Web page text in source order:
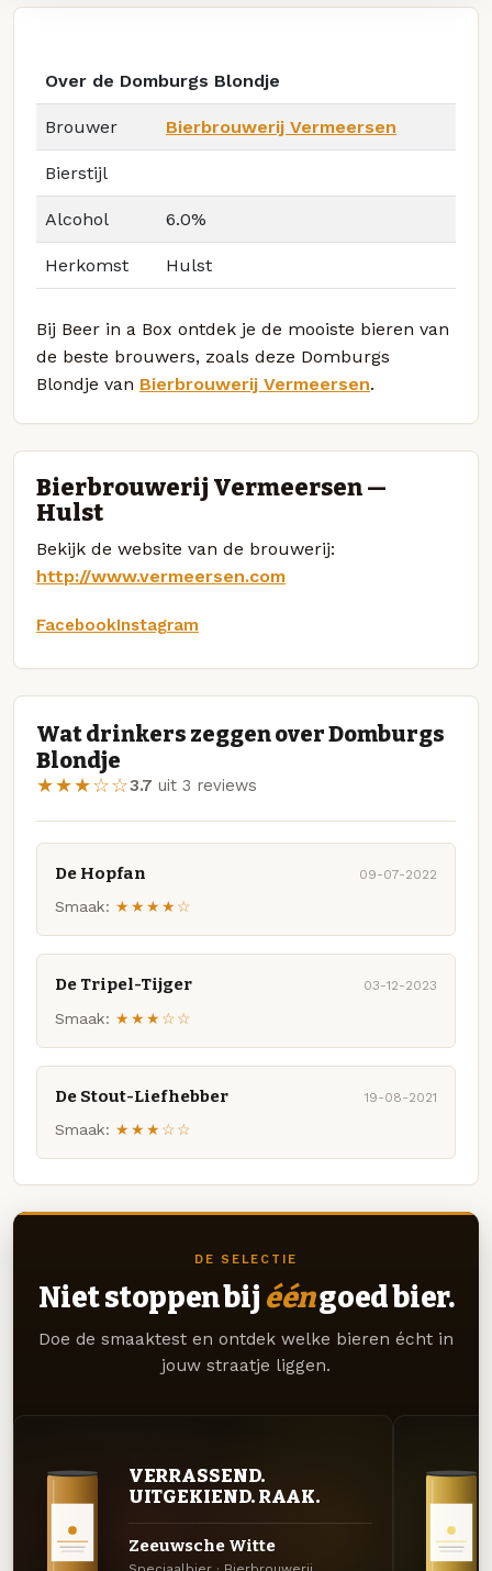
Over de Domburgs Blondje
Brouwer Bierbrouwerij Vermeersen
Bierstijl
Alcohol 6.0%
Herkomst Hulst
Bij Beer in a Box ontdek je de mooiste bieren van
de beste brouwers, zoals deze Domburgs
Blondje van Bierbrouwerij Vermeersen.
Bierbrouwerij Vermeersen —
Hulst
Bekijk de website van de brouwerij:
http://www.vermeersen.com
FacebookInstagram
Wat drinkers zeggen over Domburgs
Blondje
★★★☆☆3.7 uit 3 reviews
De Hopfan 09-07-2022
Smaak: ★★★★☆
De Tripel-Tijger 03-12-2023
Smaak: ★★★☆☆
De Stout-Liefhebber 19-08-2021
Smaak: ★★★☆☆
DE SELECTIE
Niet stoppen bij ééngoed bier.
Doe de smaaktest en ontdek welke bieren écht in
jouw straatje liggen.
VERRASSEND.
UITGEKIEND. RAAK.
Zeeuwsche Witte